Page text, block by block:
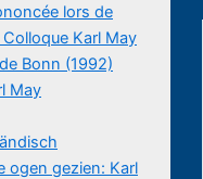
lors de
Colloque Karl May
Bonn (1992)
May
ogen gezien: Karl